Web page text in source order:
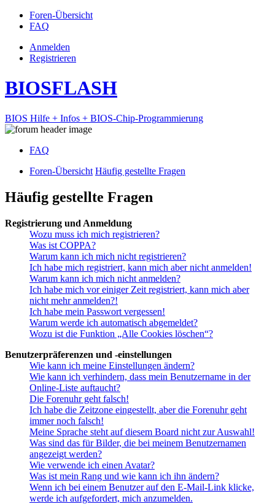
Foren-Übersicht
FAQ
Anmelden
Registrieren
BIOSFLASH
BIOS Hilfe + Infos + BIOS-Chip-Programmierung
FAQ
Foren-Übersicht Häufig gestellte Fragen
Häufig gestellte Fragen
Registrierung und Anmeldung
Wozu muss ich mich registrieren?
Was ist COPPA?
Warum kann ich mich nicht registrieren?
Ich habe mich registriert, kann mich aber nicht anmelden!
Warum kann ich mich nicht anmelden?
Ich habe mich vor einiger Zeit registriert, kann mich aber
nicht mehr anmelden?!
Ich habe mein Passwort vergessen!
Warum werde ich automatisch abgemeldet?
Wozu ist die Funktion „Alle Cookies löschen“?
Benutzerpräferenzen und -einstellungen
Wie kann ich meine Einstellungen ändern?
Wie kann ich verhindern, dass mein Benutzername in der
Online-Liste auftaucht?
Die Forenuhr geht falsch!
Ich habe die Zeitzone eingestellt, aber die Forenuhr geht
immer noch falsch!
Meine Sprache steht auf diesem Board nicht zur Auswahl!
Was sind das für Bilder, die bei meinem Benutzernamen
angezeigt werden?
Wie verwende ich einen Avatar?
Was ist mein Rang und wie kann ich ihn ändern?
Wenn ich bei einem Benutzer auf den E-Mail-Link klicke,
werde ich aufgefordert, mich anzumelden.